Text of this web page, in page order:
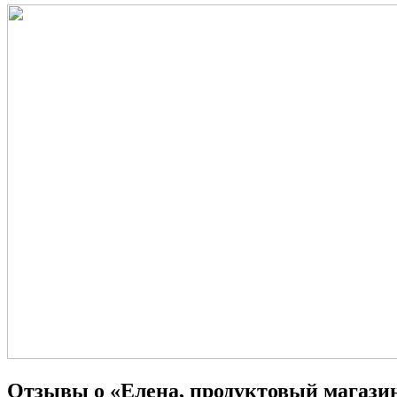
Отзывы о «Елена, продуктовый